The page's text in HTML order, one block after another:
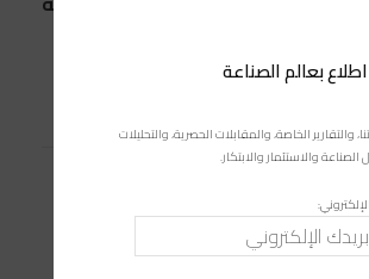
بعالم الصناعة
والتقارير الخاصة، والمقابلات الحصرية، والتحليلات
والاستثمار والابتكار.